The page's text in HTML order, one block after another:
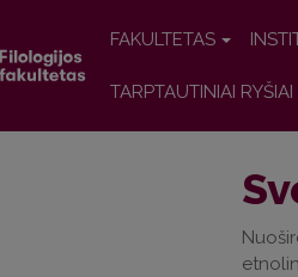
FAKULTETAS
TARPTAUTINIAI RYŠIAI